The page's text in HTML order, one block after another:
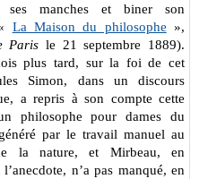
ses manches et biner son
La Maison du philosophe »,
Paris le 21 septembre 1889).
plus tard, sur la foi de cet
Simon, dans un discours
a repris à son compte cette
philosophe pour dames du
par le travail manuel au
la nature, et Mirbeau, en
n’a pas manqué, en